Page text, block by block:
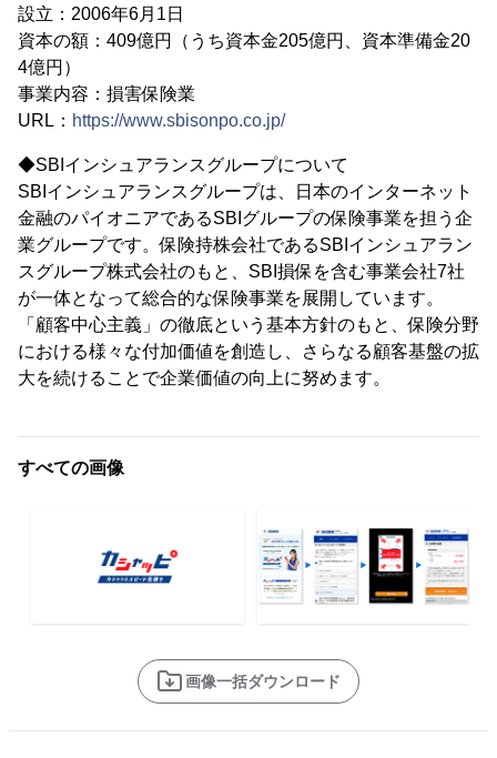
設立：2006年6月1日
資本の額：409億円（うち資本金205億円、資本準備金20
4億円）
事業内容：損害保険業
URL： https://www.sbisonpo.co.jp/
◆SBIインシュアランスグループについて
SBIインシュアランスグループは、日本のインターネット
金融のパイオニアであるSBIグループの保険事業を担う企
業グループです。保険持株会社であるSBIインシュアラン
スグループ株式会社のもと、SBI損保を含む事業会社7社
が一体となって総合的な保険事業を展開しています。
「顧客中心主義」の徹底という基本方針のもと、保険分野
における様々な付加価値を創造し、さらなる顧客基盤の拡
大を続けることで企業価値の向上に努めます。
すべての画像
画像一括ダウンロード